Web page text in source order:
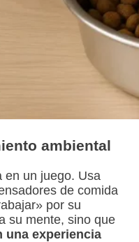
ambiental
en un juego. Usa
de comida
por su
su mente, sino que
una experiencia